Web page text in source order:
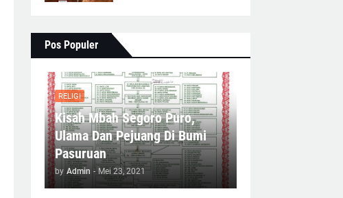
Pos Populer
RELIGI
Kisah Mbah Segoro Puro,
Ulama Dan Pejuang Di Bumi
Pasuruan
by Admin - Mei 23, 2021